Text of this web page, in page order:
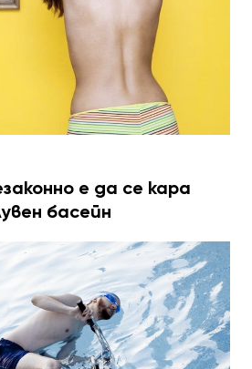
е да се кара
басейн